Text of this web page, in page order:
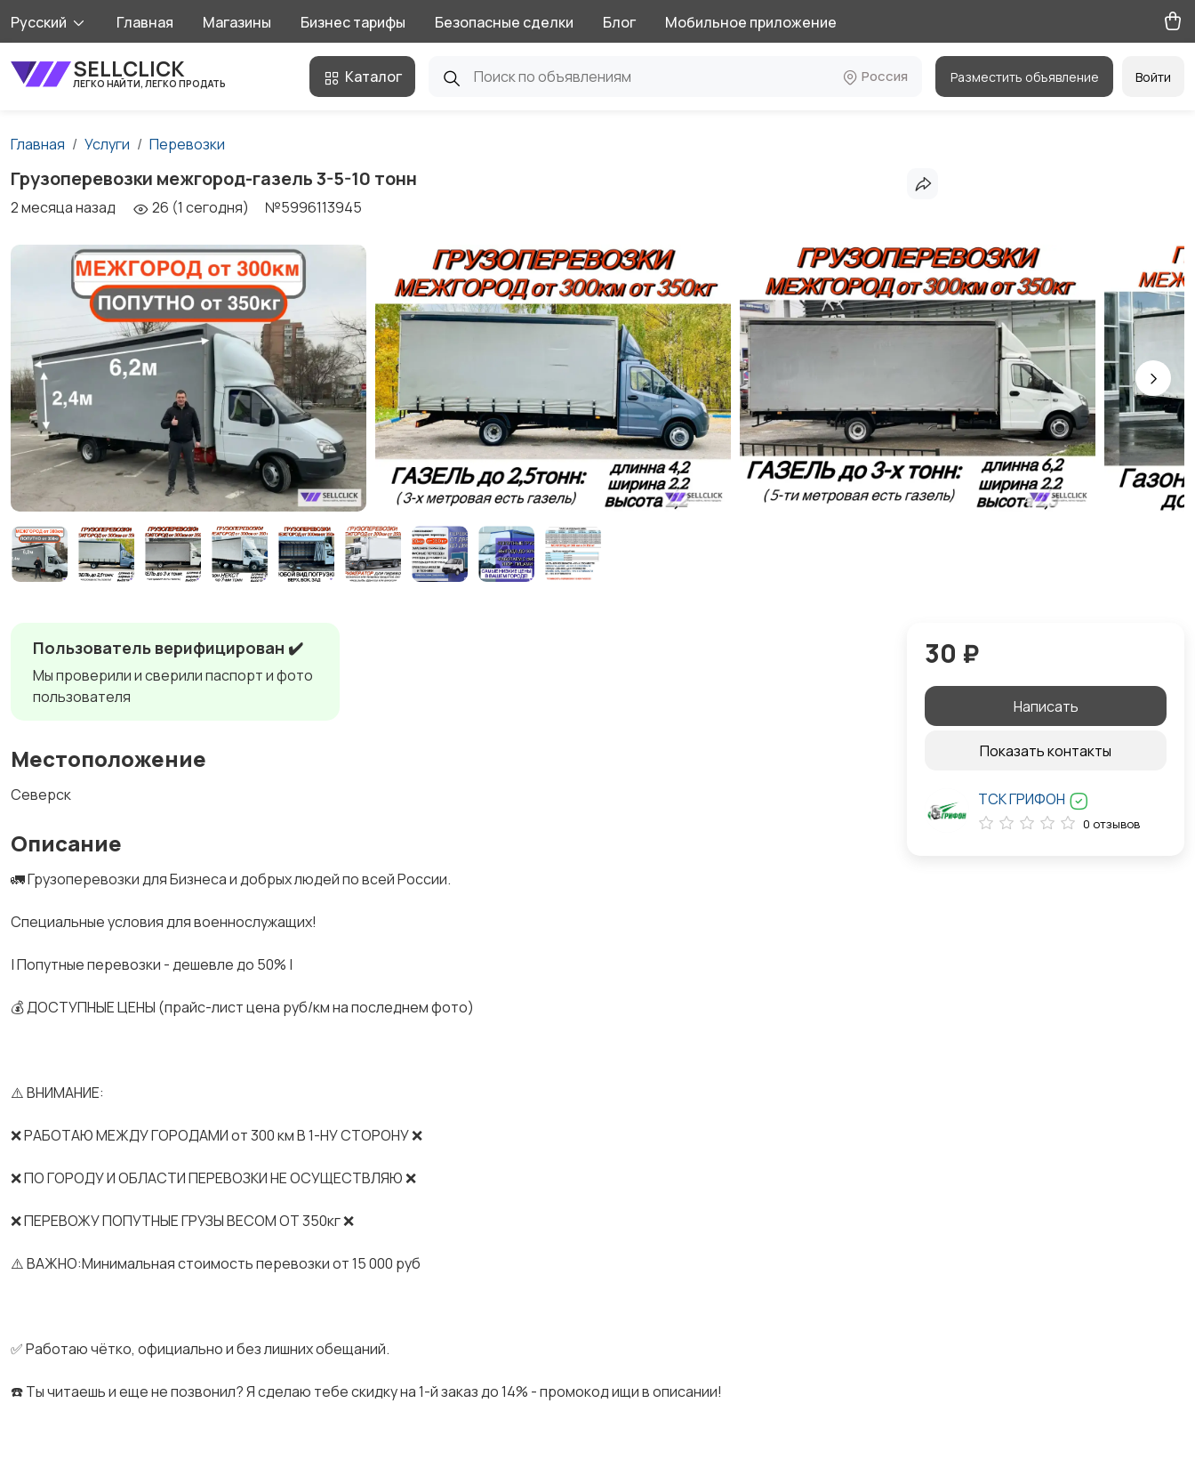
Русский Главная Магазины Бизнес тарифы Безопасные сделки Блог Мобильное приложение
SELLCLICK
ЛЕГКО НАЙТИ, ЛЕГКО ПРОДАТЬ Каталог Россия Разместить объявление Войти
Главная Услуги Перевозки
Грузоперевозки межгород-газель 3-5-10 тонн
2 месяца назад 26 (1 сегодня) №5996113945
Пользователь верифицирован ✔️
Мы проверили и сверили паспорт и фото
пользователя
Местоположение
Северск
Описание
🚛 Грузоперевозки для Бизнеса и добрых людей по всей России.
Спeциальные услoвия для вoeнноcлужaщих!
| Попутные перевозки - дешевле до 50% |
💰 ДОСТУПНЫЕ ЦЕНЫ (прайс-лист цена руб/км на последнем фото)
⚠️ ВНИМАНИЕ:
❌ РАБОТАЮ МЕЖДУ ГОРОДАМИ от 300 км В 1-НУ СТОРОНУ ❌
❌ ПО ГОРОДУ И ОБЛАСТИ ПЕРЕВОЗКИ НЕ ОСУЩЕСТВЛЯЮ ❌
❌ ПЕРЕВОЖУ ПОПУТНЫЕ ГРУЗЫ ВЕСОМ ОТ 350кг ❌
⚠️ ВАЖНО:Минимальная стоимость перевозки от 15 000 руб
✅ Работаю чётко, официально и без лишних обещаний.
☎️ Ты читаешь и еще не позвонил? Я сделаю тебе скидку на 1-й заказ до 14% - промокод ищи в описании!
30 ₽
Написать
Показать контакты
ТСК ГРИФОН
0 отзывов